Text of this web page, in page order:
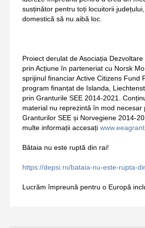
susținător pentru toți locuitorii
domestică să nu aibă loc.
Proiect derulat de Asociația
prin Acțiune în parteneriat cu Norsk
sprijinul financiar Active Citizens Fund
program finanțat de Islanda,
prin Granturile SEE 2014-2021.
material nu reprezintă în mod necesar
Granturilor SEE și Norvegiene 2014-
multe informații accesați
Bătaia nu este ruptă din rai!
https://depsi.ro/bataia-nu-este-rupta-
Lucrăm împreună pentru o Europă